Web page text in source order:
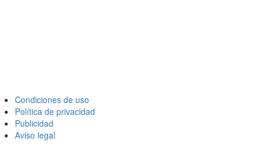
Condiciones de uso
Política de privacidad
Publicidad
Aviso legal